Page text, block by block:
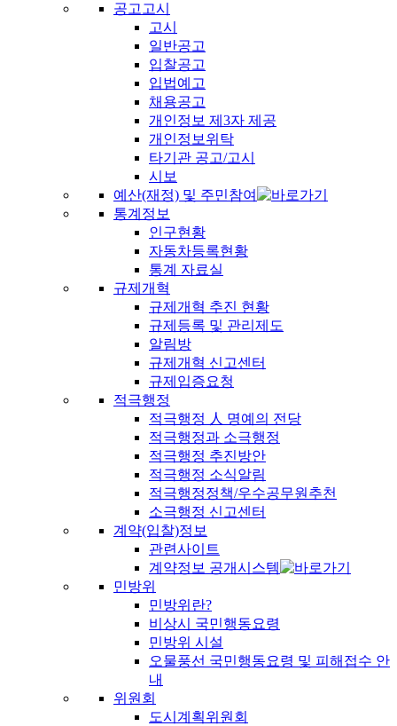
공고고시
고시
일반공고
입찰공고
입법예고
채용공고
개인정보 제3자 제공
개인정보위탁
타기관 공고/고시
시보
예산(재정) 및 주민참여
통계정보
인구현황
자동차등록현황
통계 자료실
규제개혁
규제개혁 추진 현황
규제등록 및 관리제도
알림방
규제개혁 신고센터
규제입증요청
적극행정
적극행정 人 명예의 전당
적극행정과 소극행정
적극행정 추진방안
적극행정 소식알림
적극행정정책/우수공무원추천
소극행정 신고센터
계약(입찰)정보
관련사이트
계약정보 공개시스템
민방위
민방위란?
비상시 국민행동요령
민방위 시설
오물풍선 국민행동요령 및 피해접수 안
내
위원회
도시계획위원회